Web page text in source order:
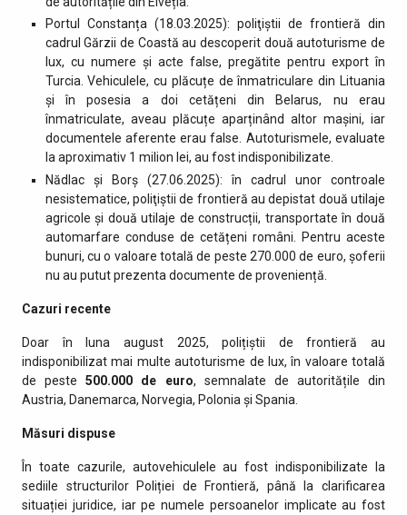
Portul Constanța (18.03.2025): poliţiştii de frontieră din
cadrul Gărzii de Coastă au descoperit două autoturisme de
lux, cu numere și acte false, pregătite pentru export în
Turcia. Vehiculele, cu plăcuțe de înmatriculare din Lituania
și în posesia a doi cetățeni din Belarus, nu erau
înmatriculate, aveau plăcuțe aparținând altor mașini, iar
documentele aferente erau false. Autoturismele, evaluate
la aproximativ 1 milion lei, au fost indisponibilizate.
Nădlac și Borș (27.06.2025): în cadrul unor controale
nesistematice, poliţiştii de frontieră au depistat două utilaje
agricole și două utilaje de construcții, transportate în două
automarfare conduse de cetățeni români. Pentru aceste
bunuri, cu o valoare totală de peste 270.000 de euro, șoferii
nu au putut prezenta documente de proveniență.
Cazuri recente
Doar în luna august 2025, polițiștii de frontieră au
indisponibilizat mai multe autoturisme de lux, în valoare totală
de peste500.000 de euro, semnalate de autoritățile din
Austria, Danemarca, Norvegia, Polonia și Spania.
Măsuri dispuse
În toate cazurile, autovehiculele au fost indisponibilizate la
sediile structurilor Poliției de Frontieră, până la clarificarea
situației juridice, iar pe numele persoanelor implicate au fost